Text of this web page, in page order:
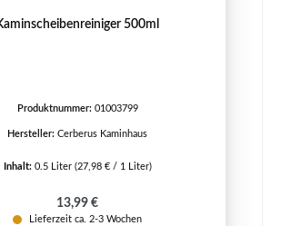
500ml
Produktnummer: 01003799
Hersteller: Cerberus Kaminhaus
Inhalt: 0.5 Liter (27,98 € / 1 Liter)
Regulärer Preis:
13,99 €
Lieferzeit ca. 2-3 Wochen